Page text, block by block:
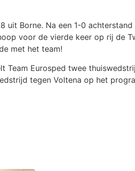
uit Borne. Na een 1-0
voor de vierde keer op rij de
met het team!
Team Eurosped twee
tegen Voltena op het